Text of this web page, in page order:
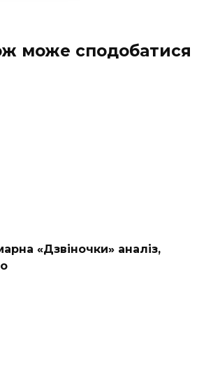
може сподобатися
«Дзвіночки» аналіз,